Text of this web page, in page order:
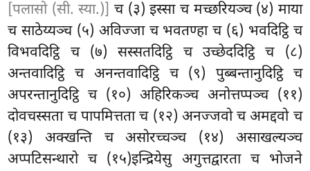
[पलासो (सी. स्या.)] च (३) इस्सा च मच्छरियञ्च (४) माया
च साठेय्यञ्च (५) अविज्जा च भवतण्हा च (६) भवदिट्ठि च
विभवदिट्ठि च (७) सस्सतदिट्ठि च उच्छेददिट्ठि च (८)
अन्तवादिट्ठि च अनन्तवादिट्ठि च (९) पुब्बन्तानुदिट्ठि च
अपरन्तानुदिट्ठि च (१०) अहिरिकञ्च अनोत्तप्पञ्च (११)
दोवचस्सता च पापमित्तता च (१२) अनज्जवो च अमद्दवो च
(१३) अक्खन्ति च असोरच्चञ्च (१४) असाखल्यञ्च
अप्पटिसन्थारोच (१५)इन्द्रियेसु अगुत्तद्वारता च भोजने